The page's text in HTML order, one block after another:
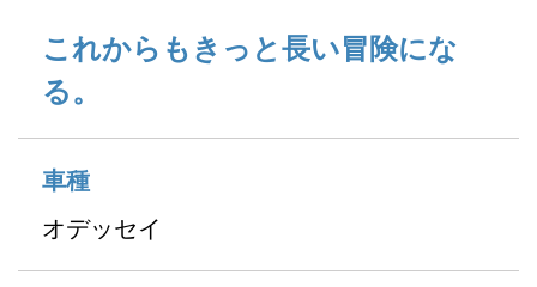
これからもきっと長い冒険にな
る。
車種
オデッセイ